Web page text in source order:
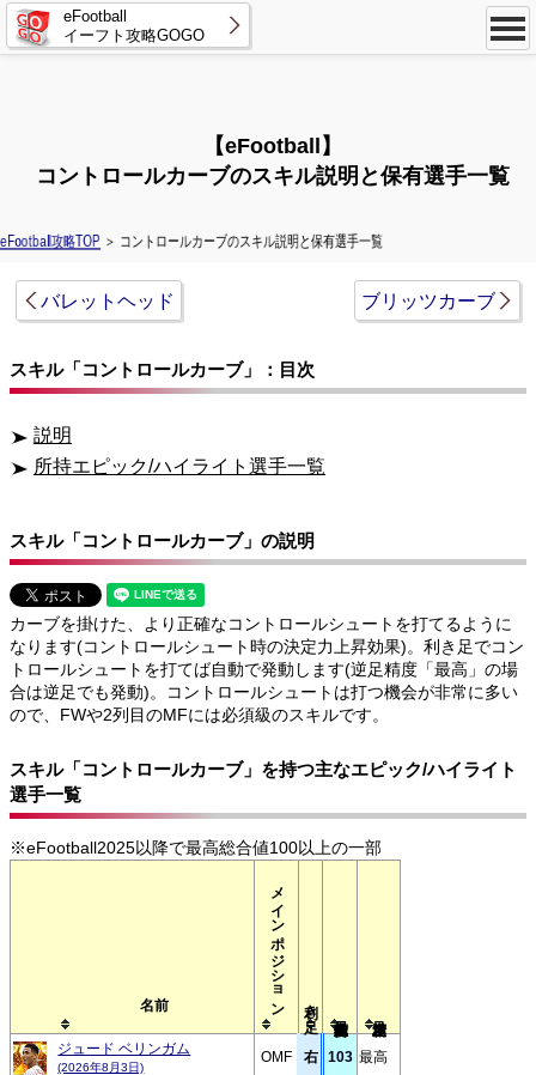
eFootball
イーフト攻略GOGO
【eFootball】
コントロールカーブのスキル説明と保有選手一覧
eFootball攻略TOP ＞ コントロールカーブのスキル説明と保有選手一覧
バレットヘッド ブリッツカーブ
スキル「コントロールカーブ」：目次
説明
所持エピック/ハイライト選手一覧
スキル「コントロールカーブ」の説明
カーブを掛けた、より正確なコントロールシュートを打てるように
なります(コントロールシュート時の決定力上昇効果)。利き足でコン
トロールシュートを打てば自動で発動します(逆足精度「最高」の場
合は逆足でも発動)。コントロールシュートは打つ機会が非常に多い
ので、FWや2列目のMFには必須級のスキルです。
スキル「コントロールカーブ」を持つ主なエピック/ハイライト
選手一覧
※eFootball2025以降で最高総合値100以上の一部
名前 メインポジション 利き足
ジュード ベリンガム
(2026年8月3日)
OMF 右 103 最高